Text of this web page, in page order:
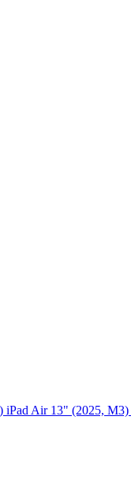
iPad Air 13" (2025, M3)